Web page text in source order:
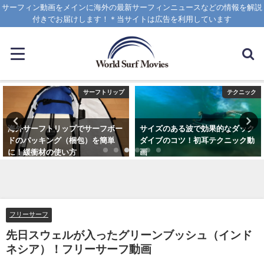
サーフィン動画をメインに海外の最新サーフィンニュースなどの情報を解説
付きでお届けします！＊当サイトは広告を利用しています
サーフトリップ
海外サーフトリップでサーフボー
ドのパッキング（梱包）を簡単
に！緩衝材の使い方
テクニック
サイズのある波で効果的なダック
ダイブのコツ！初耳テクニック動
画
フリーサーフ
先日スウェルが入ったグリーンブッシュ（インド
ネシア）！フリーサーフ動画